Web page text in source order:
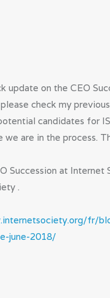
update on the CEO
check my
candidates for
we are in the process.
Succession at
.
fr/
june-2018/